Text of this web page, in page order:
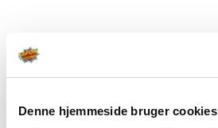
Denne hjemmeside bruger cookies